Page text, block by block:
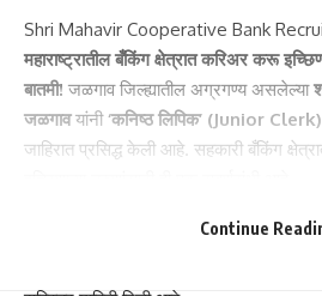
Shri Mahavir Cooperative Bank
महाराष्ट्रातील बँकिंग क्षेत्रात करिअर करू
बातमी! जळगाव जिल्ह्यातील अग्रगण्य असलेल्या
जळगावयांनी‘कनिष्ठ लिपिक’ (Junior Clerk)
जाहिरात प्रसिद्ध केली आहे. सहकारी बँकिंग
यांच्यामार्फत ऑनलाईन पद्धतीने राबविली जात आहे
Continue